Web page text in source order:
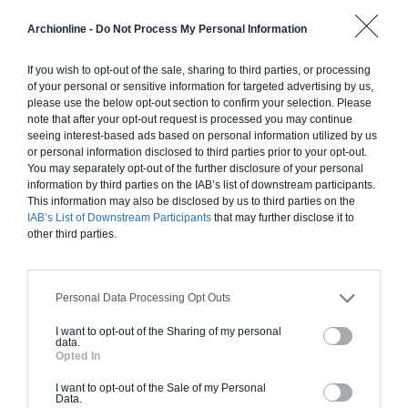
Archionline - Do Not Process My Personal Information
If you wish to opt-out of the sale, sharing to third parties, or processing
of your personal or sensitive information for targeted advertising by us,
please use the below opt-out section to confirm your selection. Please
note that after your opt-out request is processed you may continue
seeing interest-based ads based on personal information utilized by us
or personal information disclosed to third parties prior to your opt-out.
You may separately opt-out of the further disclosure of your personal
information by third parties on the IAB’s list of downstream participants.
This information may also be disclosed by us to third parties on the
IAB’s List of Downstream Participants that may further disclose it to
other third parties.
Personal Data Processing Opt Outs
I want to opt-out of the Sharing of my personal
data.
Opted In
I want to opt-out of the Sale of my Personal
Data.
Construction ossature bois
standards. Construction en ossature bois isolé.
Finitions haut de gamme. Le prix "clé en main"
inclut le gros oeuvre et le second oeuvre (cuisine,
peinture, sols...), mais exclut piscine, jardin et
clôture.
À partir de
253 000€ TTC
Chiffrage estimatif pour : Fondations et normes